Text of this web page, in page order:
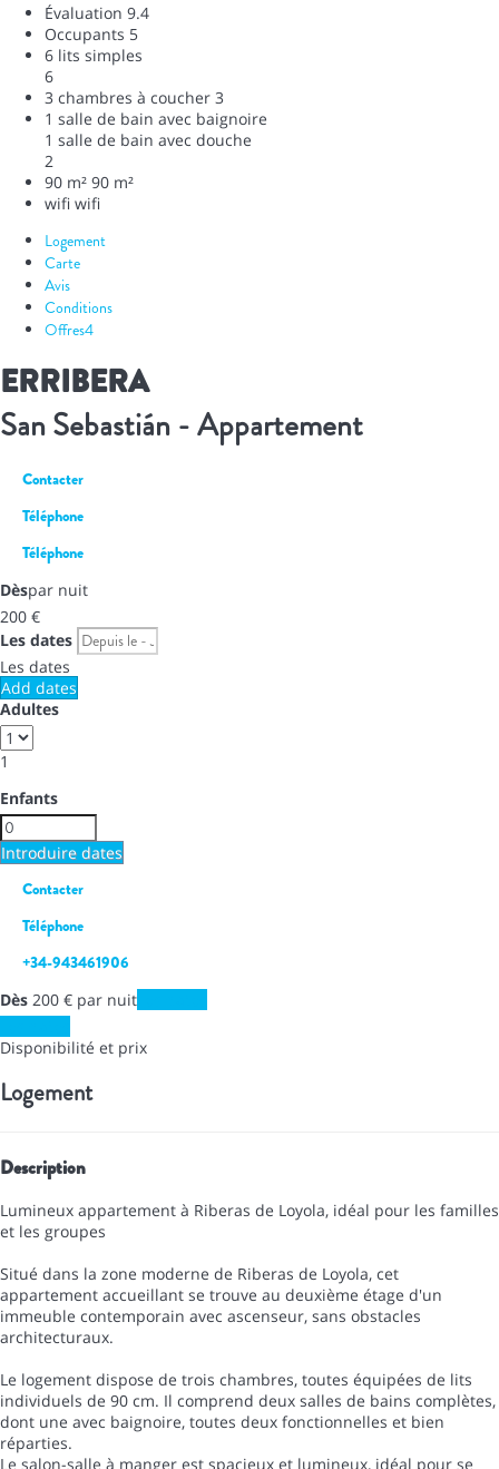
Évaluation 9.4
Occupants 5
6 lits simples
6
3 chambres à coucher 3
1 salle de bain avec baignoire
1 salle de bain avec douche
2
90 m² 90 m²
wifi wifi
Logement
Carte
Avis
Conditions
Offres4
ERRIBERA
San Sebastián -Appartement
Contacter
Téléphone
Téléphone
Dèspar nuit
200 €
Les dates
Les dates
Add dates
Adultes
1
Enfants
Introduire dates
Contacter
Téléphone
+34-943461906
Dès 200 € par nuit
Disponibilité et prix
Logement
Description
Lumineux appartement à Riberas de Loyola, idéal pour les familles
et les groupes
Situé dans la zone moderne de Riberas de Loyola, cet
appartement accueillant se trouve au deuxième étage d'un
immeuble contemporain avec ascenseur, sans obstacles
architecturaux.
Le logement dispose de trois chambres, toutes équipées de lits
individuels de 90 cm. Il comprend deux salles de bains complètes,
dont une avec baignoire, toutes deux fonctionnelles et bien
réparties.
Le salon-salle à manger est spacieux et lumineux, idéal pour se